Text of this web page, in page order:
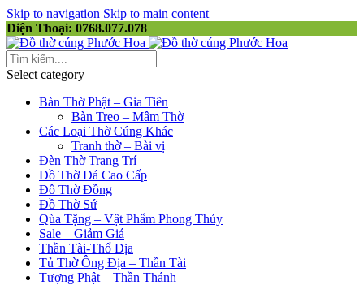
Skip to navigation Skip to main content
Điện Thoại: 0768.077.078
Select category
Bàn Thờ Phật – Gia Tiên
Bàn Treo – Mâm Thờ
Các Loại Thờ Cúng Khác
Tranh thờ – Bài vị
Đèn Thờ Trang Trí
Đồ Thờ Đá Cao Cấp
Đồ Thờ Đồng
Đồ Thờ Sứ
Qùa Tặng – Vật Phẩm Phong Thủy
Sale – Giảm Giá
Thần Tài-Thổ Địa
Tủ Thờ Ông Địa – Thần Tài
Tượng Phật – Thần Thánh